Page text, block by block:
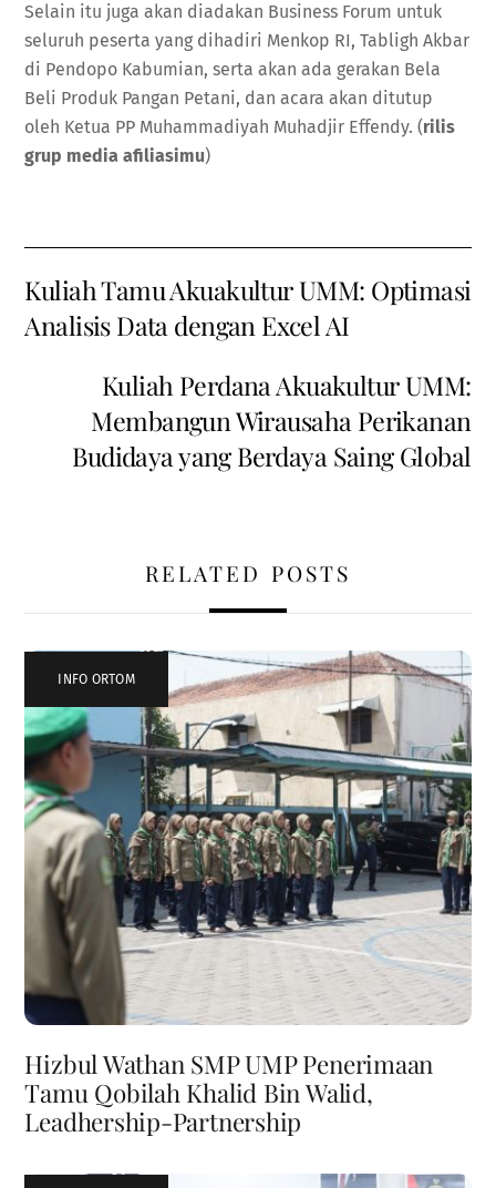
Selain itu juga akan diadakan Business Forum untuk
seluruh peserta yang dihadiri Menkop RI, Tabligh Akbar
di Pendopo Kabumian, serta akan ada gerakan Bela
Beli Produk Pangan Petani, dan acara akan ditutup
oleh Ketua PP Muhammadiyah Muhadjir Effendy. (rilis
grup media afiliasimu)
Kuliah Tamu Akuakultur UMM: Optimasi
Analisis Data dengan Excel AI
Kuliah Perdana Akuakultur UMM:
Membangun Wirausaha Perikanan
Budidaya yang Berdaya Saing Global
RELATED POSTS
INFO ORTOM
Hizbul Wathan SMP UMP Penerimaan
Tamu Qobilah Khalid Bin Walid,
Leadhership-Partnership